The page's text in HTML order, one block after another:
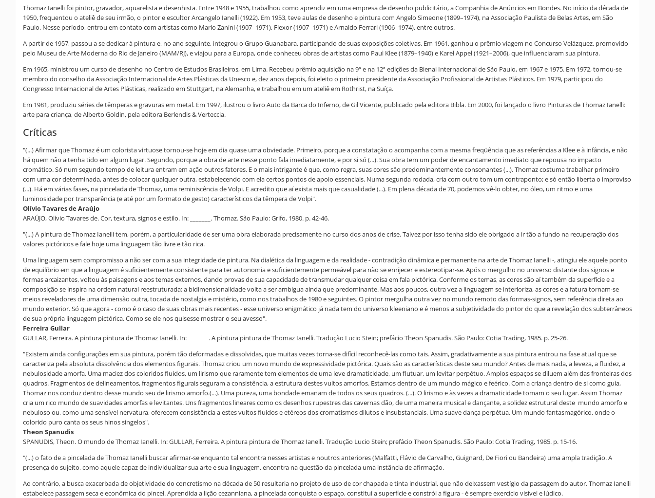
Thomaz Ianelli foi pintor, gravador, aquarelista e desenhista. Entre 1948 e 1955, trabalhou como aprendiz em uma empresa de desenho publicitário, a Companhia de Anúncios em Bondes. No início da década de
1950, frequentou o ateliê de seu irmão, o pintor e escultor Arcangelo Ianelli (1922). Em 1953, teve aulas de desenho e pintura com Angelo Simeone (1899–1974), na Associação Paulista de Belas Artes, em São
Paulo. Nesse período, entrou em contato com artistas como Mario Zanini (1907–1971), Flexor (1907–1971) e Arnaldo Ferrari (1906–1974), entre outros.
A partir de 1957, passou a se dedicar à pintura e, no ano seguinte, integrou o Grupo Guanabara, participando de suas exposições coletivas. Em 1961, ganhou o prêmio viagem no Concurso Velázquez, promovido
pelo Museu de Arte Moderna do Rio de Janeiro (MAM/RJ), e viajou para a Europa, onde conheceu obras de artistas como Paul Klee (1879–1940) e Karel Appel (1921–2006), que influenciaram sua pintura.
Em 1965, ministrou um curso de desenho no Centro de Estudos Brasileiros, em Lima. Recebeu prêmio aquisição na 9ª e na 12ª edições da Bienal Internacional de São Paulo, em 1967 e 1975. Em 1972, tornou-se
membro do conselho da Associação Internacional de Artes Plásticas da Unesco e, dez anos depois, foi eleito o primeiro presidente da Associação Profissional de Artistas Plásticos. Em 1979, participou do
Congresso Internacional de Artes Plásticas, realizado em Stuttgart, na Alemanha, e trabalhou em um ateliê em Rothrist, na Suíça.
Em 1981, produziu séries de têmperas e gravuras em metal. Em 1997, ilustrou o livro Auto da Barca do Inferno, de Gil Vicente, publicado pela editora Bibla. Em 2000, foi lançado o livro Pinturas de Thomaz Ianelli:
arte para criança, de Alberto Goldin, pela editora Berlendis & Verteccia.
Críticas
"(...) Afirmar que Thomaz é um colorista virtuose tornou-se hoje em dia quase uma obviedade. Primeiro, porque a constatação o acompanha com a mesma freqüência que as referências a Klee e à infância, e não
há quem não a tenha tido em algum lugar. Segundo, porque a obra de arte nesse ponto fala imediatamente, e por si só (...). Sua obra tem um poder de encantamento imediato que repousa no impacto
cromático. Só num segundo tempo de leitura entram em ação outros fatores. E o mais intrigante é que, como regra, suas cores são predominantemente consonantes (...). Thomaz costuma trabalhar primeiro
com uma cor determinada, antes de colocar qualquer outra, estabelecendo com ela certos pontos de apoio essenciais. Numa segunda rodada, cria com outro tom um contraponto; e só então liberta o improviso
(...). Há em várias fases, na pincelada de Thomaz, uma reminiscência de Volpi. E acredito que aí exista mais que casualidade (...). Em plena década de 70, podemos vê-lo obter, no óleo, um ritmo e uma
luminosidade por transparência (e até por um formato de gesto) característicos da têmpera de Volpi".
Olívio Tavares de Araújo
ARAÚJO, Olívio Tavares de. Cor, textura, signos e estilo. In: _______. Thomaz. São Paulo: Grifo, 1980. p. 42-46.
"(...) A pintura de Thomaz Ianelli tem, porém, a particularidade de ser uma obra elaborada precisamente no curso dos anos de crise. Talvez por isso tenha sido ele obrigado a ir tão a fundo na recuperação dos
valores pictóricos e fale hoje uma linguagem tão livre e tão rica.
Uma linguagem sem compromisso a não ser com a sua integridade de pintura. Na dialética da linguagem e da realidade - contradição dinâmica e permanente na arte de Thomaz Ianelli -, atingiu ele aquele ponto
de equilíbrio em que a linguagem é suficientemente consistente para ter autonomia e suficientemente permeável para não se enrijecer e estereotipar-se. Após o mergulho no universo distante dos signos e
formas arcaizantes, voltou às paisagens e aos temas externos, dando provas de sua capacidade de transmudar qualquer coisa em fala pictórica. Conforme os temas, as cores são aí também da superfície e a
composição se inspira na ordem natural reestruturada: a bidimensionalidade volta a ser ambígua ainda que predominante. Mas aos poucos, outra vez a linguagem se interioriza, as cores e a fatura tornam-se
meios reveladores de uma dimensão outra, tocada de nostalgia e mistério, como nos trabalhos de 1980 e seguintes. O pintor mergulha outra vez no mundo remoto das formas-signos, sem referência direta ao
mundo exterior. Só que agora - como é o caso de suas obras mais recentes - esse universo enigmático já nada tem do universo kleeniano e é menos a subjetividade do pintor do que a revelação dos subterrâneos
de sua própria linguagem pictórica. Como se ele nos quisesse mostrar o seu avesso".
Ferreira Gullar
GULLAR, Ferreira. A pintura pintura de Thomaz Ianelli. In: _______. A pintura pintura de Thomaz Ianelli. Tradução Lucio Stein; prefácio Theon Spanudis. São Paulo: Cotia Trading, 1985. p. 25-26.
"Existem ainda configurações em sua pintura, porém tão deformadas e dissolvidas, que muitas vezes torna-se difícil reconhecê-las como tais. Assim, gradativamente a sua pintura entrou na fase atual que se
caracteriza pela absoluta dissolvência dos elementos figurais. Thomaz criou um novo mundo de expressividade pictórica. Quais são as características deste seu mundo? Antes de mais nada, a leveza, a fluidez, a
nebulosidade amorfa. Uma maciez dos coloridos fluidos, um lirismo que raramente tem elementos de uma leve dramaticidade, um flutuar, um levitar perpétuo. Amplos espaços se diluem além das fronteiras dos
quadros. Fragmentos de delineamentos, fragmentos figurais seguram a consistência, a estrutura destes vultos amorfos. Estamos dentro de um mundo mágico e feérico. Com a criança dentro de si como guia,
Thomaz nos conduz dentro desse mundo seu de lirismo amorfo.(...). Uma pureza, uma bondade emanam de todos os seus quadros. (...). O lirismo e às vezes a dramaticidade tomam o seu lugar. Assim Thomaz
cria um rico mundo de suavidades amorfas e levitantes. Uns fragmentos lineares como os desenhos rupestres das cavernas dão, de uma maneira musical e dançante, a solidez estrutural deste mundo amorfo e
nebuloso ou, como uma sensível nervatura, oferecem consistência a estes vultos fluidos e etéreos dos cromatismos dilutos e insubstanciais. Uma suave dança perpétua. Um mundo fantasmagórico, onde o
colorido puro canta os seus hinos singelos".
Theon Spanudis
SPANUDIS, Theon. O mundo de Thomaz Ianelli. In: GULLAR, Ferreira. A pintura pintura de Thomaz Ianelli. Tradução Lucio Stein; prefácio Theon Spanudis. São Paulo: Cotia Trading, 1985. p. 15-16.
"(...) o fato de a pincelada de Thomaz Ianelli buscar afirmar-se enquanto tal encontra nesses artistas e noutros anteriores (Malfatti, Flávio de Carvalho, Guignard, De Fiori ou Bandeira) uma ampla tradição. A
presença do sujeito, como aquele capaz de individualizar sua arte e sua linguagem, encontra na questão da pincelada uma instância de afirmação.
Ao contrário, a busca exacerbada de objetividade do concretismo na década de 50 resultaria no projeto de uso de cor chapada e tinta industrial, que não deixassem vestígio da passagem do autor. Thomaz Ianelli
estabelece passagem seca e econômica do pincel. Aprendida a lição cezanniana, a pincelada conquista o espaço, constitui a superfície e constrói a figura - é sempre exercício visível e lúdico.